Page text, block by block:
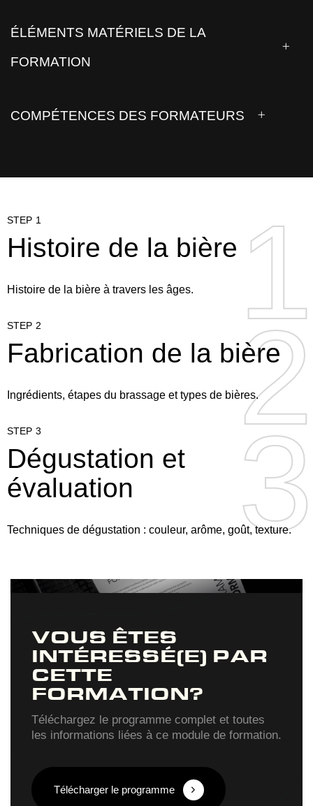
ÉLÉMENTS MATÉRIELS DE LA
FORMATION
COMPÉTENCES DES FORMATEURS
1
1
STEP 1
Histoire de la bière
Histoire de la bière à travers les âges.
2
2
STEP 2
Fabrication de la bière
Ingrédients, étapes du brassage et types de bières.
3
3
STEP 3
Dégustation et
évaluation
Techniques de dégustation : couleur, arôme, goût, texture.
VOUS ÊTES
INTÉRESSÉ(E) PAR
CETTE
FORMATION?
Téléchargez le programme complet et toutes
les informations liées à ce module de formation.
Télécharger le programme